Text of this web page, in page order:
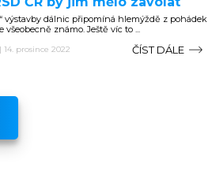
výstavby dálnic připomíná hlemýždě z pohádek
všeobecně známo. Ještě víc to ...
| 14. prosince 2022 ČÍST DÁLE